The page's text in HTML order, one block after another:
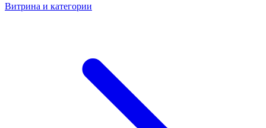
Витрина и категории